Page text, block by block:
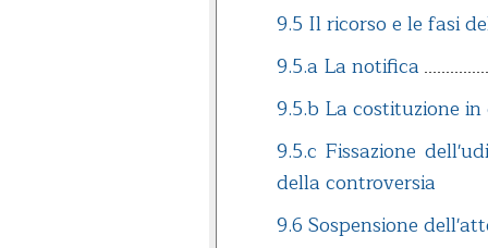
9.5 Il ricorso e le fasi
9.5.a La notifica
9.5.b La costituzione
9.5.c Fissazione
della controversia
9.6 Sospensione